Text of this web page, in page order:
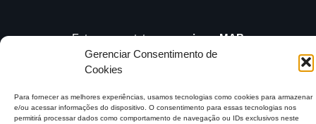
Gerenciar Consentimento de
Cookies
Para fornecer as melhores experiências, usamos tecnologias como cookies para armazenar
e/ou acessar informações do dispositivo. O consentimento para essas tecnologias nos
permitirá processar dados como comportamento de navegação ou IDs exclusivos neste
Entre em contato eanuncie no MAB
contato@mundoagrobrasil.com.br